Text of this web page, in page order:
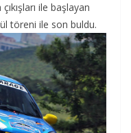
ile başlayan
töreni ile son buldu.